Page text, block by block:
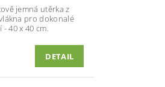
jemná utěrka z
pro dokonalé
- 40 x 40 cm.
DETAIL